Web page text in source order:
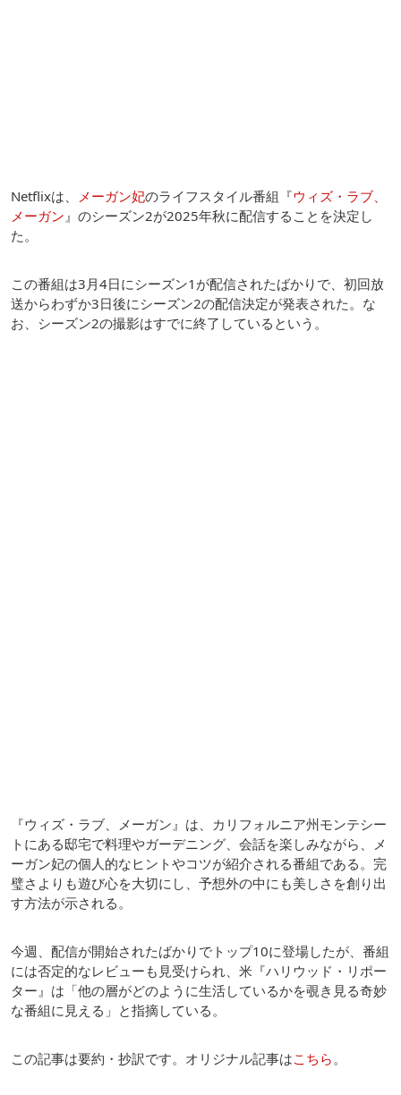
Netflixは、 メーガン妃のライフスタイル番組『ウィズ・ラブ、
メーガン 』のシーズン2が2025年秋に配信することを決定し
た。
この番組は3月4日にシーズン1が配信されたばかりで、初回放
送からわずか3日後にシーズン2の配信決定が発表された。な
お、シーズン2の撮影はすでに終了しているという。
『ウィズ・ラブ、メーガン』は、カリフォルニア州モンテシー
トにある邸宅で料理やガーデニング、会話を楽しみながら、メ
ーガン妃の個人的なヒントやコツが紹介される番組である。完
璧さよりも遊び心を大切にし、予想外の中にも美しさを創り出
す方法が示される。
今週、配信が開始されたばかりでトップ10に登場したが、番組
には否定的なレビューも見受けられ、米『ハリウッド・リポー
ター』は「他の層がどのように生活しているかを覗き見る奇妙
な番組に見える」と指摘している。
この記事は要約・抄訳です。オリジナル記事はこちら 。